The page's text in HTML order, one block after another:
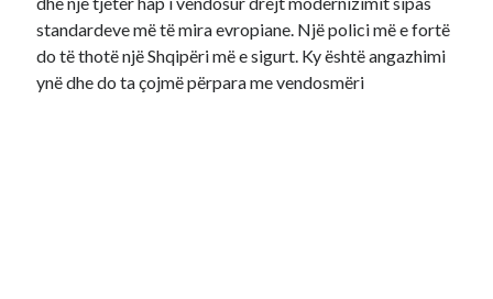
standardeve më të mira evropiane. Një polici më e fortë
do të thotë një Shqipëri më e sigurt. Ky është angazhimi
ynë dhe do ta çojmë përpara me vendosmëri